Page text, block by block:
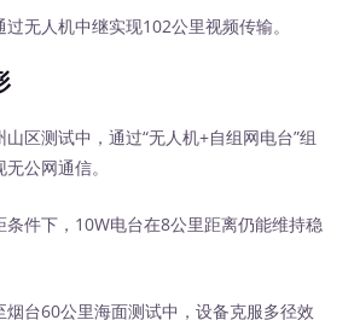
人机中继实现102公里视频传输。
山区测试中，通过“无人机+自组网电台”组
公网通信。
条件下，10W电台在8公里距离仍能维持稳
烟台60公里海面测试中，设备克服多径效